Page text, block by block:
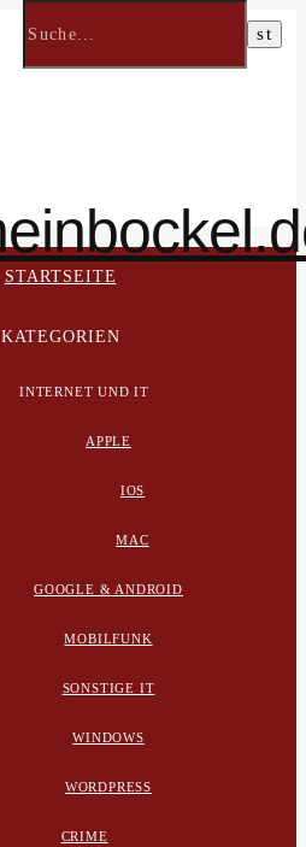
STARTSEITE
KATEGORIEN
INTERNET UND IT
APPLE
IOS
MAC
GOOGLE & ANDROID
MOBILFUNK
SONSTIGE IT
WINDOWS
WORDPRESS
CRIME